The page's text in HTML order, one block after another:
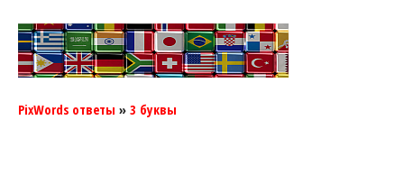
PixWords ответы » 3 буквы